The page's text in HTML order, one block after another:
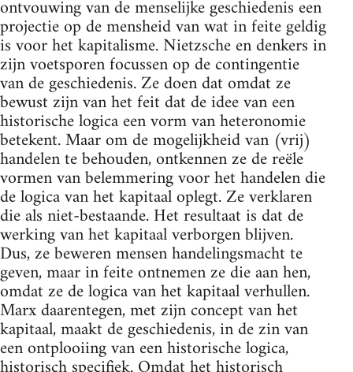
ontvouwing van de menselijke geschiedenis een
projectie op de mensheid van wat in feite geldig
is voor het kapitalisme. Nietzsche en denkers in
zijn voetsporen focussen op de contingentie
van de geschiedenis. Ze doen dat omdat ze
bewust zijn van het feit dat de idee van een
historische logica een vorm van heteronomie
betekent. Maar om de mogelijkheid van (vrij)
handelen te behouden, ontkennen ze de reële
vormen van belemmering voor het handelen die
de logica van het kapitaal oplegt. Ze verklaren
die als niet-bestaande. Het resultaat is dat de
werking van het kapitaal verborgen blijven.
Dus, ze beweren mensen handelingsmacht te
geven, maar in feite ontnemen ze die aan hen,
omdat ze de logica van het kapitaal verhullen.
Marx daarentegen, met zijn concept van het
kapitaal, maakt de geschiedenis, in de zin van
een ontplooiing van een historische logica,